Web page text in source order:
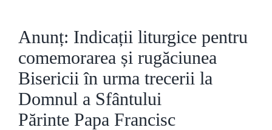
Organizare
Liturgic
Special
Anunț: Indicații liturgice pentru
comemorarea și rugăciunea
Bisericii în urma trecerii la
Domnul a Sfântului
Părinte Papa Francisc